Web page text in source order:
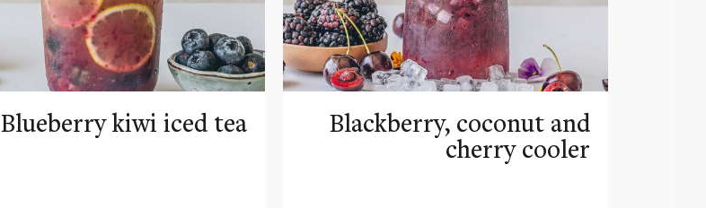
Blueberry kiwi iced tea Blackberry, coconut and
cherry cooler